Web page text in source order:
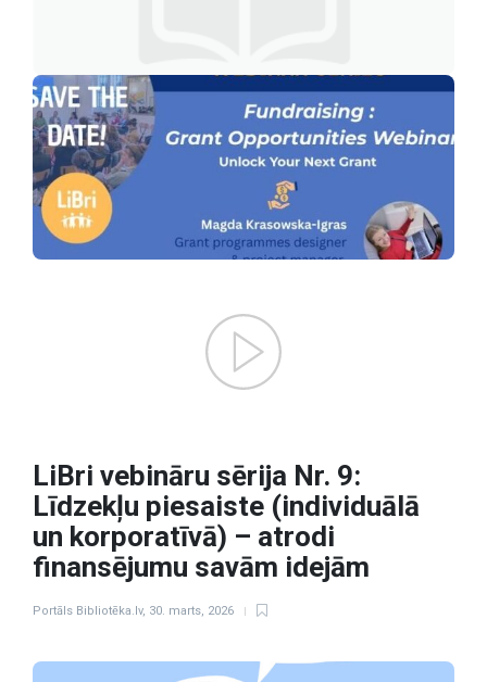
LiBri vebināru sērija Nr. 9:
Līdzekļu piesaiste (individuālā
un korporatīvā) – atrodi
finansējumu savām idejām
Portāls Bibliotēka.lv, 30. marts, 2026